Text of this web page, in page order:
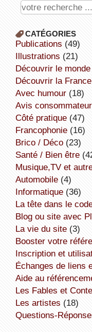
CATÉGORIES
publications (49)
illustrations (21)
découvrir le monde
découvrir la France
avec humour(18)
avis
côté pratique(47)
Francophonie(16)
Brico / Déco(23)
Santé / Bien être
Musique,TV et
Automobile(4)
informatique(36)
la tête dans le
Blog ou site avec
la vie du site(3)
booster votre
inscription et
échanges de liens
aide au
Les Fables et
Les artistes (18)
Questions-